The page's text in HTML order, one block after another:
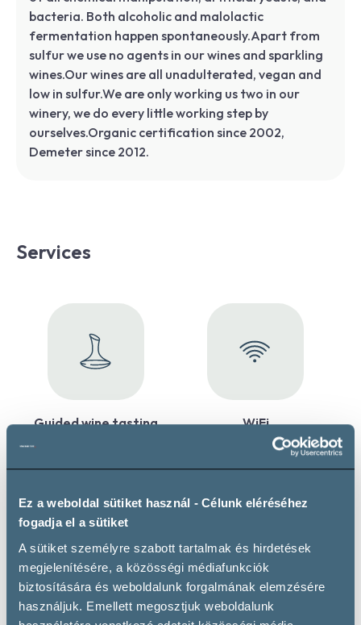
Ez a weboldal sütiket használ - Célunk eléréséhez
fogadja el a sütiket
A sütiket személyre szabott tartalmak és hirdetések
megjelenítésére, a közösségi médiafunkciók
biztosítására és weboldalunk forgalmának elemzésére
használjuk. Emellett megosztjuk weboldalunk
bacteria. Both alcoholic and malolactic
fermentation happen spontaneously.​Apart from
sulfur we use no agents in our wines and sparkling
wines.Our wines are all unadulterated, vegan and
low in sulfur.We are only working us two in our
winery, we do every little working step by
ourselves.Organic certification since 2002,
Demeter since 2012.
Services
Guided wine tasting WiFi
Private parking Wheelchair accessible